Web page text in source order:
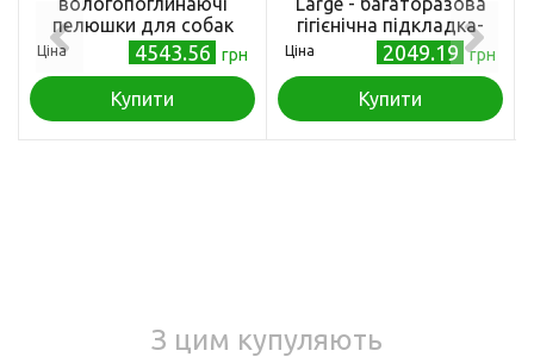
пелюшки для собак
екстра великі 71x76см,
50 шт
Ціна 4543.56 грн
Купити
гігієнічна підкладка-
протектор для кобелів
велика, 6шт
Ціна 2049.19 грн
Купити
З цим купуляють